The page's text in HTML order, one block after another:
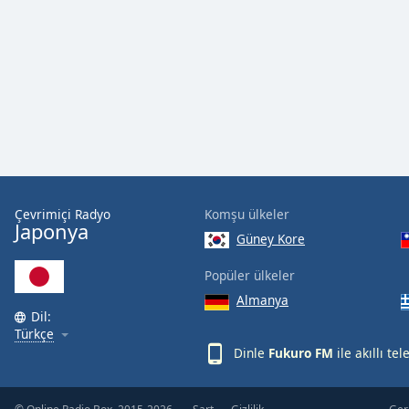
window.
Beginning
dialog
window.
Escape
will
and
Çevrimiçi Radyo
Japonya
Dil:
Türkçe
Komşu ülkeler
Güney Kore
Popüler ülkeler
Almanya
Dinle Fukuro FM ile akıllı